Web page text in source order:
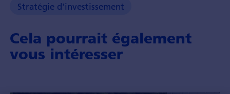
Stratégie d'investissement
Cela pourrait également
vous intéresser